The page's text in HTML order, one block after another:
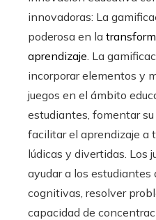
innovadoras: La
poderosa en la
aprendizaje . La
incorporar elementos y
juegos en el ámbito
estudiantes, fomentar
facilitar el aprendizaje a
lúdicas y divertidas. Los
ayudar a los estudiantes
cognitivas, resolver
capacidad de